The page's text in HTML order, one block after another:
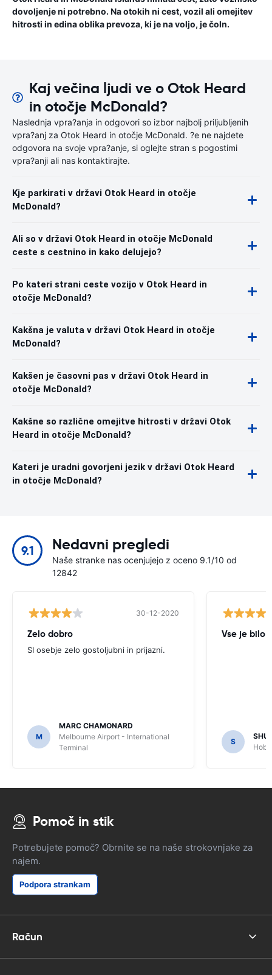
dovoljenje ni potrebno. Na otokih ni cest, vozil ali omejitev
hitrosti in edina oblika prevoza, ki je na voljo, je čoln.
Kaj večina ljudi ve o Otok Heard
in otočje McDonald?
Naslednja vpra?anja in odgovori so izbor najbolj priljubljenih
vpra?anj za Otok Heard in otočje McDonald. ?e ne najdete
odgovora na svoje vpra?anje, si oglejte stran s pogostimi
vpra?anji ali nas kontaktirajte.
Kje parkirati v državi Otok Heard in otočje
McDonald?
Ali so v državi Otok Heard in otočje McDonald
ceste s cestnino in kako delujejo?
Po kateri strani ceste vozijo v Otok Heard in
otočje McDonald?
Kakšna je valuta v državi Otok Heard in otočje
McDonald?
Kakšen je časovni pas v državi Otok Heard in
otočje McDonald?
Kakšne so različne omejitve hitrosti v državi Otok
Heard in otočje McDonald?
Kateri je uradni govorjeni jezik v državi Otok Heard
in otočje McDonald?
9.1 Nedavni pregledi
Naše stranke nas ocenjujejo z oceno 9.1/10 od
12842
30-12-2020
Zelo dobro
SI osebje zelo gostoljubni in prijazni.
M
MARC CHAMONARD
Melbourne Airport - International
Terminal
Vse je bilo
S
Pomoč in stik
Potrebujete pomoč? Obrnite se na naše strokovnjake za
najem.
Podpora strankam
Račun